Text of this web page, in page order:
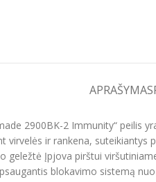
APRAŠYMAS
2900BK-2 Immunity“ peilis
virvelės ir rankena, suteikiantys
geležtė Įpjova pirštui
blokavimo sistemą